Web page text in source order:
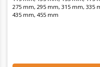
275 mm, 295 mm, 315 mm, 335
435 mm, 455 mm